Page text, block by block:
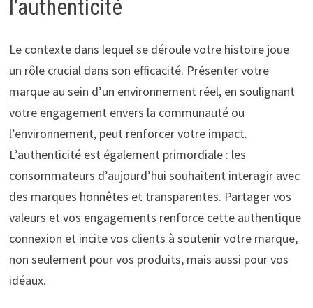
l’authenticité
Le contexte dans lequel se déroule votre histoire joue
un rôle crucial dans son efficacité. Présenter votre
marque au sein d’un environnement réel, en soulignant
votre engagement envers la communauté ou
l’environnement, peut renforcer votre impact.
L’authenticité est également primordiale : les
consommateurs d’aujourd’hui souhaitent interagir avec
des marques honnêtes et transparentes. Partager vos
valeurs et vos engagements renforce cette authentique
connexion et incite vos clients à soutenir votre marque,
non seulement pour vos produits, mais aussi pour vos
idéaux.